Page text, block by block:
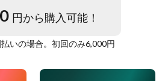
円から購入可能！
いの場合。初回のみ6,000円